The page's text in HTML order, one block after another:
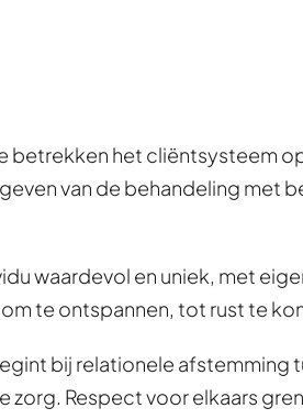
betrekken het cliëntsysteem
van de behandeling met
waardevol en uniek, met
te ontspannen, tot rust te
bij relationele afstemming
Respect voor elkaars